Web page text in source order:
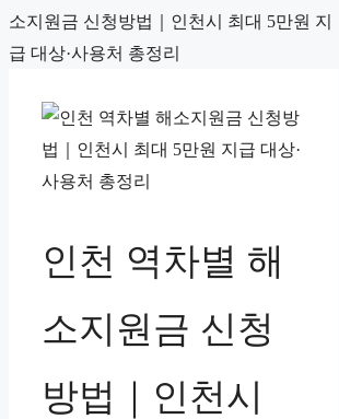
뛰
기
소지원금 신청방법｜인천시 최대 5만원 지
급 대상·사용처 총정리
인천 역차별 해
소지원금 신청
방법｜인천시